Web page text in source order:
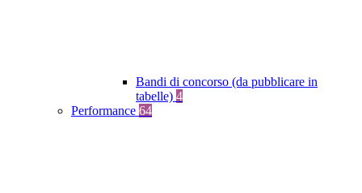
Bandi di concorso (da pubblicare in
tabelle) 4
Performance 64